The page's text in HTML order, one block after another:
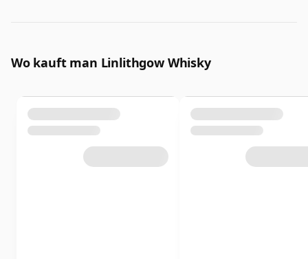
Wo kauft man Linlithgow Whisky